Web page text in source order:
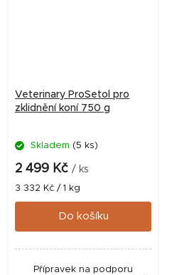
Veterinary ProSetol pro
zklidnění koní 750 g
Skladem (5 ks)
2 499 Kč / ks
Měrná
cena:
3 332 Kč / 1 kg
Do košíku
Přípravek na podporu